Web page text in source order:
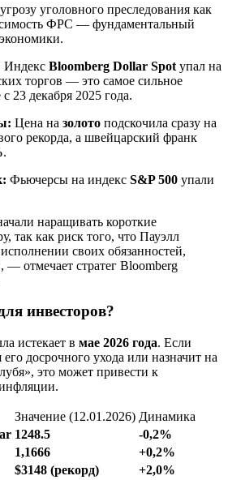
уголовного преследования как
ФРС — фундаментальный
Индекс Bloomberg Dollar Spot упал на
торгов — это самое сильное
23 декабря 2025 года.
Цена на золото подскочила сразу на
рекорда, а швейцарский франк
.
Фьючерсы на индекс S&P 500 упали
наращивать короткие
так как риск того, что Пауэлл
своих обязанностей,
— отмечает стратег Bloomberg
инвесторов?
истекает в мае 2026 года. Если
досрочного ухода или назначит на
это может привести к
Значение (12.01.2026) Динамика
1248.5
-0,2%
1,1666
+0,2%
$3148 (рекорд)
+2,0%